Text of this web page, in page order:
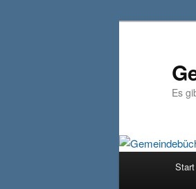
Es
Start